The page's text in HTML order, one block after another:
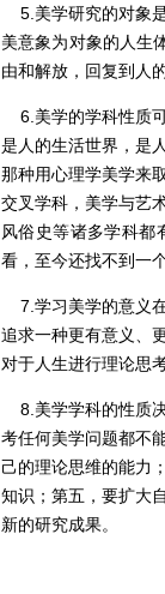
5.美学研究的对象
美意象为对象的人生
由和解放，回复到人
6.美学的学科性质
是人的生活世界，是
那种用心理学美学来
交叉学科，美学与艺
风俗史等诸多学科都
看，至今还找不到一
7.学习美学的意义
追求一种更有意义、
对于人生进行理论思
8.美学学科的性质
考任何美学问题都不
己的理论思维的能力
知识；第五，要扩大
新的研究成果。